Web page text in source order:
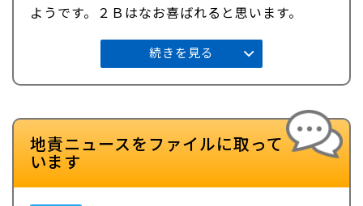
ようです。２Ｂはなお喜ばれると思います。
続きを見る
地責ニュースをファイルに取って
います